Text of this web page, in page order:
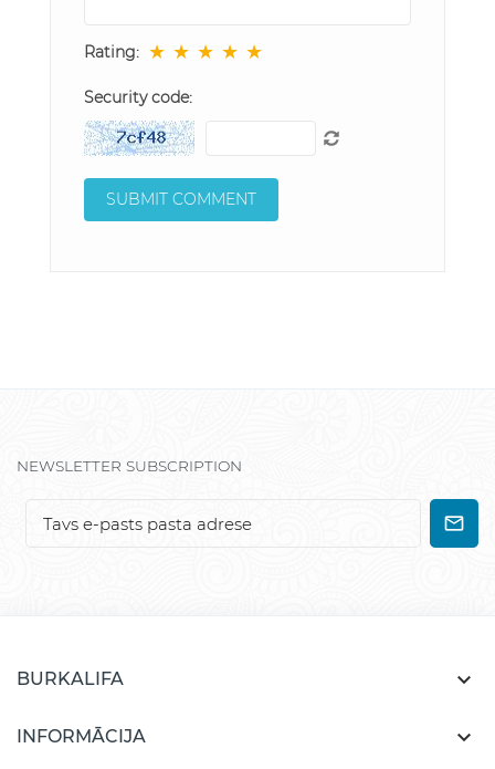
Rating: ★ ★ ★ ★ ★
Security code:
NEWSLETTER SUBSCRIPTION
BURKALIFA 
INFORMĀCIJA 